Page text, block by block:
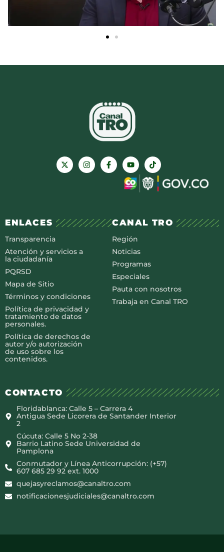
ENLACES
Transparencia
Atención y servicios a
la ciudadanía
PQRSD
Mapa de Sitio
Términos y condiciones
Política de privacidad y
tratamiento de datos
personales.
Política de derechos de
autor y/o autorización
de uso sobre los
contenidos.
CANAL TRO
Región
Noticias
Programas
Especiales
Pauta con nosotros
Trabaja en Canal TRO
CONTACTO
Floridablanca: Calle 5 – Carrera 4
Antigua Sede Licorera de Santander Interior
2
Cúcuta: Calle 5 No 2-38
Barrio Latino Sede Universidad de
Pamplona
Conmutador y Línea Anticorrupción: (+57)
607 685 29 92 ext. 1000
quejasyreclamos@canaltro.com
notificacionesjudiciales@canaltro.com